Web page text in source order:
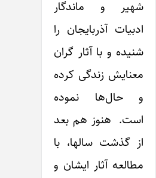
شهیر و ماندگار
ادبیات آذربایجان را
شنیده و با آثار گران
معنایش زندگی کرده
و حال‌ها نموده
است. هنوز هم بعد
از گذشت سالها، با
مطالعه آثار ایشان و